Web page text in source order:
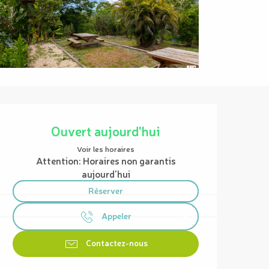
Ouvert aujourd'hui
Voir les horaires
Attention: Horaires non garantis
aujourd'hui
Réserver
Appeler
Contactez-nous